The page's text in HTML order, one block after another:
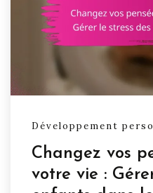
Développement
Changez vos
votre vie :